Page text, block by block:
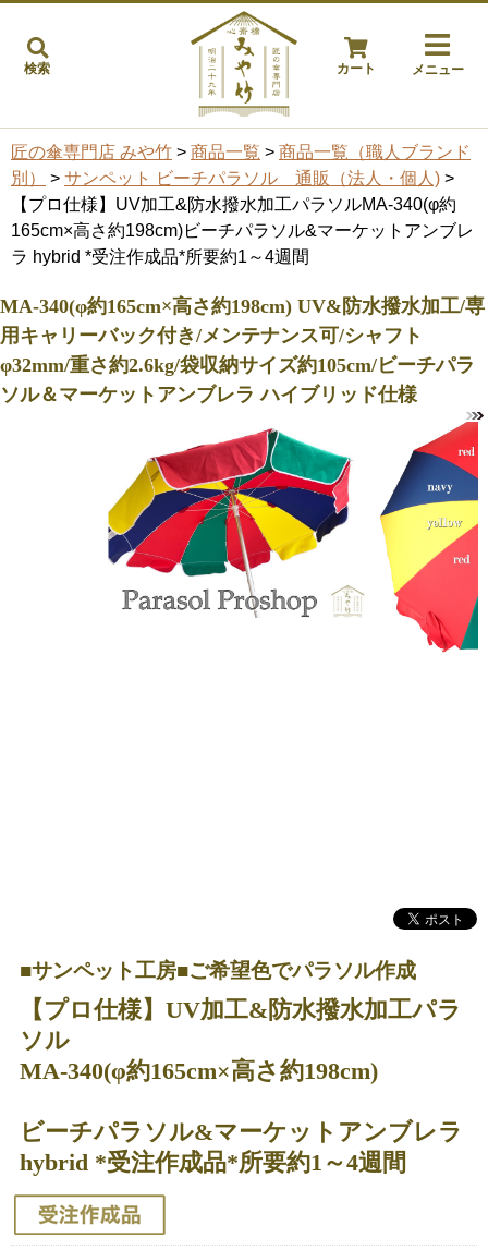
検索 カート メニュー
匠の傘専門店 みや竹 > 商品一覧 > 商品一覧（職人ブランド
別）
> サンペット ビーチパラソル 通販（法人・個人) >
【プロ仕様】UV加工&防水撥水加工パラソルMA-340(φ約
165cm×高さ約198cm)ビーチパラソル&マーケットアンブレ
ラ hybrid *受注作成品*所要約1～4週間
MA-340(φ約165cm×高さ約198cm) UV&防水撥水加工/専
用キャリーバック付き/メンテナンス可/シャフト
φ32mm/重さ約2.6kg/袋収納サイズ約105cm/ビーチパラ
ソル＆マーケットアンブレラ ハイブリッド仕様
■サンペット工房■ご希望色でパラソル作成
【プロ仕様】UV加工&防水撥水加工パラ
ソル
MA-340(φ約165cm×高さ約198cm)
ビーチパラソル&マーケットアンブレラ
hybrid *受注作成品*所要約1～4週間